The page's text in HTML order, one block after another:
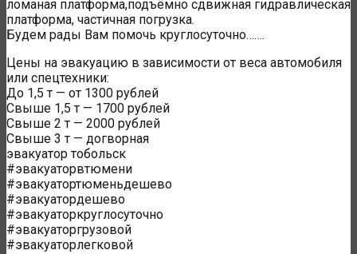
ломаная платформа,подъёмно сдвижная гидравлическая
платформа, частичная погрузка.
Будем рады Вам помочь круглосуточно…….
Цены на эвакуацию в зависимости от веса автомобиля
или спецтехники:
До 1,5 т — от 1300 рублей
Свыше 1,5 т — 1700 рублей
Свыше 2 т — 2000 рублей
Свыше 3 т — догворная
эвакуатор тобольск
#эвакуаторвтюмени
#эвакуатортюменьдешево
#эвакуатордешево
#эвакуаторкруглосуточно
#эвакуаторгрузовой
#эвакуаторлегковой